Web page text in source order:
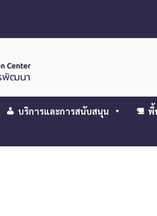
บริการและการสนับสนุน พื้